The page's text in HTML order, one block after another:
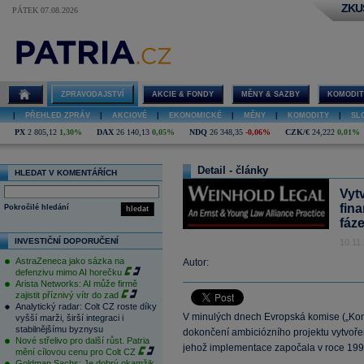
PÁTEK 07.08.2026
ZPRAVODAJSTVÍ AKCIE & FONDY MĚNY & SAZBY
PŘEHLED ZPRÁV AKCIOVÉ EKONOMICKÉ MĚNY KOMODITY
PX 2 805,12 1,30% DAX 26 140,13 0,05% NDQ 26 348,35 -0,06% CZK/€ 24,222 0,01%
HLEDAT V KOMENTÁŘÍCH
hledat
Pokročilé hledání
INVESTIČNÍ DOPORUČENÍ
AstraZeneca jako sázka na
defenzivu mimo AI horečku
Arista Networks: AI může firmě
zajistit příznivý vítr do zad
Analytický radar: Colt CZ roste díky
vyšší marži, širší integraci i
stabilnějšímu byznysu
Nové střelivo pro další růst. Patria
mění cílovou cenu pro Colt CZ
Detail - články
fáze
Autor:
V minulých dnech Evropská komise
dokončení ambiciózního projektu
jehož implementace započala v roce